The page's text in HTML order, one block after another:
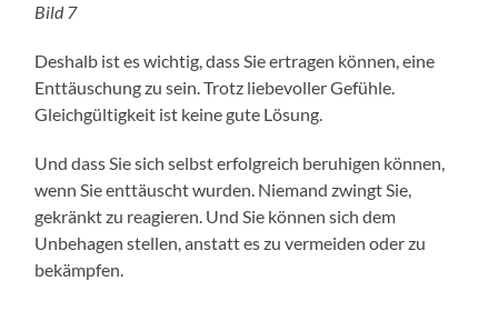
Bild 7
Deshalb ist es wichtig, dass Sie ertragen können, eine
Enttäuschung zu sein. Trotz liebevoller Gefühle.
Gleichgültigkeit ist keine gute Lösung.
Und dass Sie sich selbst erfolgreich beruhigen können,
wenn Sie enttäuscht wurden. Niemand zwingt Sie,
gekränkt zu reagieren. Und Sie können sich dem
Unbehagen stellen, anstatt es zu vermeiden oder zu
bekämpfen.